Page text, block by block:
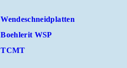
Wendeschneidplatten
Boehlerit WSP
TCMT